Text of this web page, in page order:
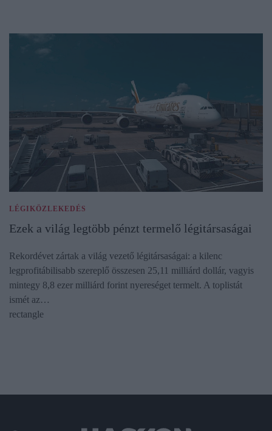
LÉGIKÖZLEKEDÉS
Ezek a világ legtöbb pénzt termelő légitársaságai
Rekordévet zártak a világ vezető légitársaságai: a kilenc
legprofitábilisabb szereplő összesen 25,11 milliárd dollár, vagyis
mintegy 8,8 ezer milliárd forint nyereséget termelt. A toplistát
ismét az…
rectangle